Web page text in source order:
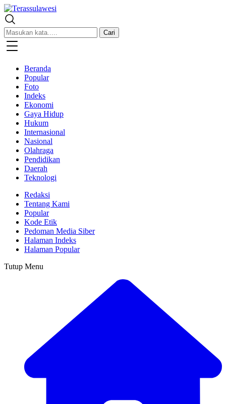
Terassulawesi
Kabar Menginspirasi
Cari
Beranda
Popular
Foto
Indeks
Ekonomi
Gaya Hidup
Hukum
Internasional
Nasional
Olahraga
Pendidikan
Daerah
Teknologi
Redaksi
Tentang Kami
Popular
Kode Etik
Pedoman Media Siber
Halaman Indeks
Halaman Popular
Tutup Menu